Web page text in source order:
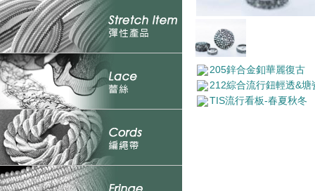
205鋅合金釦華麗復古
212綜合流行鈕輕透&塘
TIS流行看板-春夏秋冬